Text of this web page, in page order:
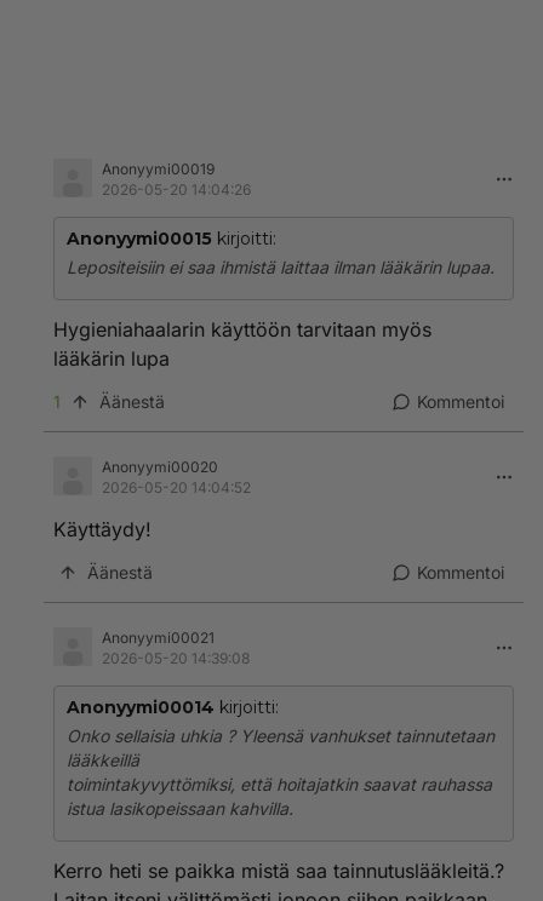
Anonyymi00019
2026-05-20 14:04:26
Anonyymi00015 kirjoitti:
Lepositeisiin ei saa ihmistä laittaa ilman lääkärin lupaa.
Hygieniahaalarin käyttöön tarvitaan myös
lääkärin lupa
1 Äänestä Kommentoi
Anonyymi00020
2026-05-20 14:04:52
Käyttäydy!
Äänestä Kommentoi
Anonyymi00021
2026-05-20 14:39:08
Anonyymi00014 kirjoitti:
Onko sellaisia uhkia ? Yleensä vanhukset tainnutetaan
lääkkeillä
toimintakyvyttömiksi, että hoitajatkin saavat rauhassa
istua lasikopeissaan kahvilla.
Kerro heti se paikka mistä saa tainnutuslääkleitä.?